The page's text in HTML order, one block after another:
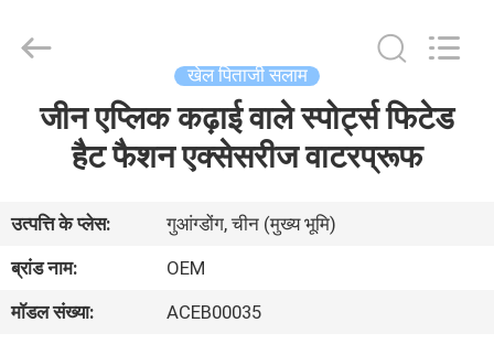
हमारे
बारे
Manufacturing
Reserved.
खेल पिताजी सलाम
जीन एप्लिक कढ़ाई वाले स्पोर्ट्स फिटेड
हैट फैशन एक्सेसरीज वाटरप्रूफ
उत्पत्ति के प्लेस:
गुआंग्डोंग, चीन (मुख्य भूमि)
ब्रांड नाम:
OEM
मॉडल संख्या:
ACEB00035